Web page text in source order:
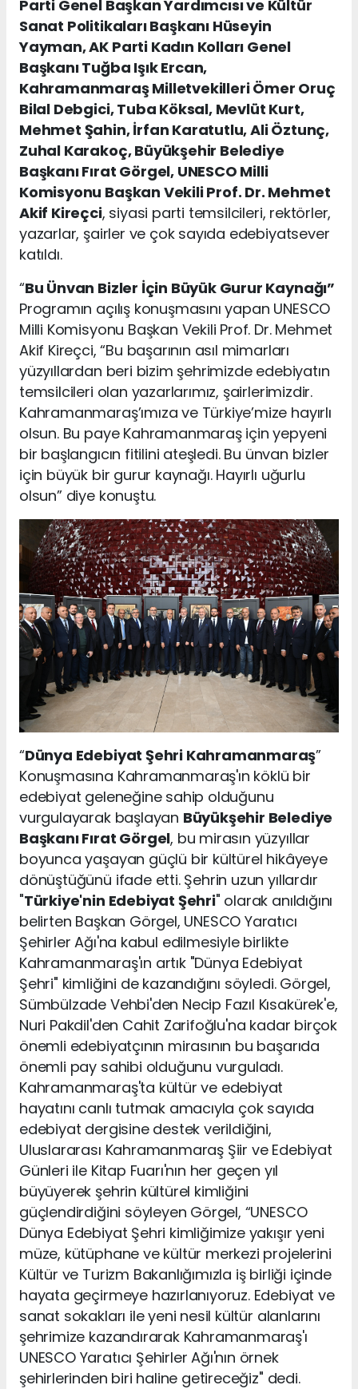
Parti Genel Başkan Yardımcısı ve Kültür
Sanat Politikaları Başkanı Hüseyin
Yayman, AK Parti Kadın Kolları Genel
Başkanı Tuğba Işık Ercan,
Kahramanmaraş Milletvekilleri Ömer Oruç
Bilal Debgici, Tuba Köksal, Mevlüt Kurt,
Mehmet Şahin, İrfan Karatutlu, Ali Öztunç,
Zuhal Karakoç, Büyükşehir Belediye
Başkanı Fırat Görgel, UNESCO Milli
Komisyonu Başkan Vekili Prof. Dr. Mehmet
Akif Kireçci, siyasi parti temsilcileri, rektörler,
yazarlar, şairler ve çok sayıda edebiyatsever
katıldı.
“Bu Ünvan Bizler İçin Büyük Gurur Kaynağı”
Programın açılış konuşmasını yapan UNESCO
Milli Komisyonu Başkan Vekili Prof. Dr. Mehmet
Akif Kireçci, “Bu başarının asıl mimarları
yüzyıllardan beri bizim şehrimizde edebiyatın
temsilcileri olan yazarlarımız, şairlerimizdir.
Kahramanmaraş’ımıza ve Türkiye’mize hayırlı
olsun. Bu paye Kahramanmaraş için yepyeni
bir başlangıcın fitilini ateşledi. Bu ünvan bizler
için büyük bir gurur kaynağı. Hayırlı uğurlu
olsun” diye konuştu.
“Dünya Edebiyat Şehri Kahramanmaraş”
Konuşmasına Kahramanmaraş'ın köklü bir
edebiyat geleneğine sahip olduğunu
vurgulayarak başlayan Büyükşehir Belediye
Başkanı Fırat Görgel, bu mirasın yüzyıllar
boyunca yaşayan güçlü bir kültürel hikâyeye
dönüştüğünü ifade etti. Şehrin uzun yıllardır
"Türkiye'nin Edebiyat Şehri" olarak anıldığını
belirten Başkan Görgel, UNESCO Yaratıcı
Şehirler Ağı'na kabul edilmesiyle birlikte
Kahramanmaraş'ın artık "Dünya Edebiyat
Şehri" kimliğini de kazandığını söyledi. Görgel,
Sümbülzade Vehbi'den Necip Fazıl Kısakürek'e,
Nuri Pakdil'den Cahit Zarifoğlu'na kadar birçok
önemli edebiyatçının mirasının bu başarıda
önemli pay sahibi olduğunu vurguladı.
Kahramanmaraş'ta kültür ve edebiyat
hayatını canlı tutmak amacıyla çok sayıda
edebiyat dergisine destek verildiğini,
Uluslararası Kahramanmaraş Şiir ve Edebiyat
Günleri ile Kitap Fuarı'nın her geçen yıl
büyüyerek şehrin kültürel kimliğini
güçlendirdiğini söyleyen Görgel, “UNESCO
Dünya Edebiyat Şehri kimliğimize yakışır yeni
müze, kütüphane ve kültür merkezi projelerini
Kültür ve Turizm Bakanlığımızla iş birliği içinde
hayata geçirmeye hazırlanıyoruz. Edebiyat ve
sanat sokakları ile yeni nesil kültür alanlarını
şehrimize kazandırarak Kahramanmaraş'ı
UNESCO Yaratıcı Şehirler Ağı'nın örnek
şehirlerinden biri haline getireceğiz" dedi.